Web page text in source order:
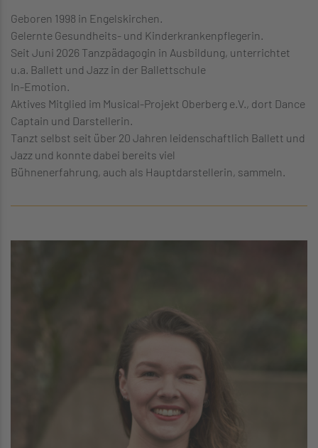
Geboren 1998 in Engelskirchen.
Gelernte Gesundheits- und Kinderkrankenpflegerin.
Seit Juni 2026 Tanzpädagogin in Ausbildung, unterrichtet
u.a. Ballett und Jazz in der Ballettschule
In-Emotion.
Aktives Mitglied im Musical-Projekt Oberberg e.V., dort Dance
Captain und Darstellerin.
Tanzt selbst seit über 20 Jahren leidenschaftlich Ballett und
Jazz und konnte dabei bereits viel
Bühnenerfahrung, auch als Hauptdarstellerin, sammeln.